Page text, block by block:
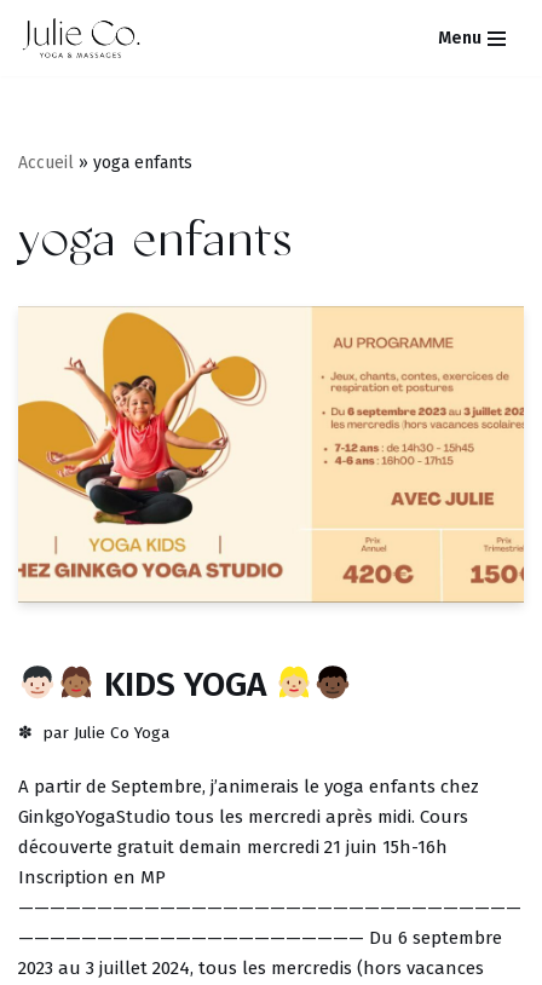
Aller
Menu
Accueil » yoga enfants
yoga enfants
KIDS YOGA
par Julie Co Yoga
A partir de Septembre, j’animerais le yoga enfants chez
GinkgoYogaStudio tous les mercredi après midi. Cours
découverte gratuit demain mercredi 21 juin 15h-16h
Inscription en MP
————————————————————————————————
—————————————————————— Du 6 septembre
2023 au 3 juillet 2024, tous les mercredis (hors vacances